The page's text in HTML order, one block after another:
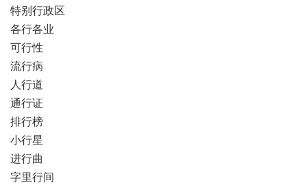
特别行政区
各行各业
可行性
流行病
人行道
通行证
排行榜
小行星
进行曲
字里行间